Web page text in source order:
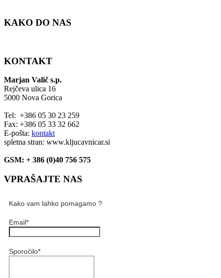
KAKO DO NAS
KONTAKT
Marjan Valič s.p.
Rejčeva ulica 16
5000 Nova Gorica
Tel: +386 05 30 23 259
Fax: +386 05 33 32 662
E-pošta: kontakt
spletna stran: www.kljucavnicar.si
GSM: + 386 (0)40 756 575
VPRAŠAJTE NAS
Kako vam lahko pomagamo ?
Email*
Sporočilo*